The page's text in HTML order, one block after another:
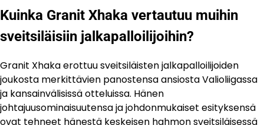
Kuinka Granit Xhaka vertautuu muihin
sveitsiläisiin jalkapalloilijoihin?
Granit Xhaka erottuu sveitsiläisten jalkapalloilijoiden
joukosta merkittävien panostensa ansiosta Valioliigassa
ja kansainvälisissä otteluissa. Hänen
johtajuusominaisuutensa ja johdonmukaiset esityksensä
ovat tehneet hänestä keskeisen hahmon sveitsiläisessä